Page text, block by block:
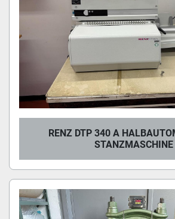
RENZ DTP 340 A
STANZMASCHINE